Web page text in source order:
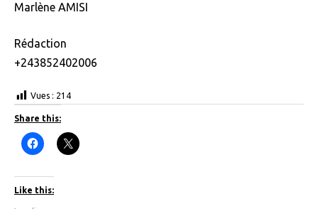
Marlène AMISI
Rédaction
+243852402006
Vues : 214
Share this:
C
l
k
t
o
C
l
Like this: